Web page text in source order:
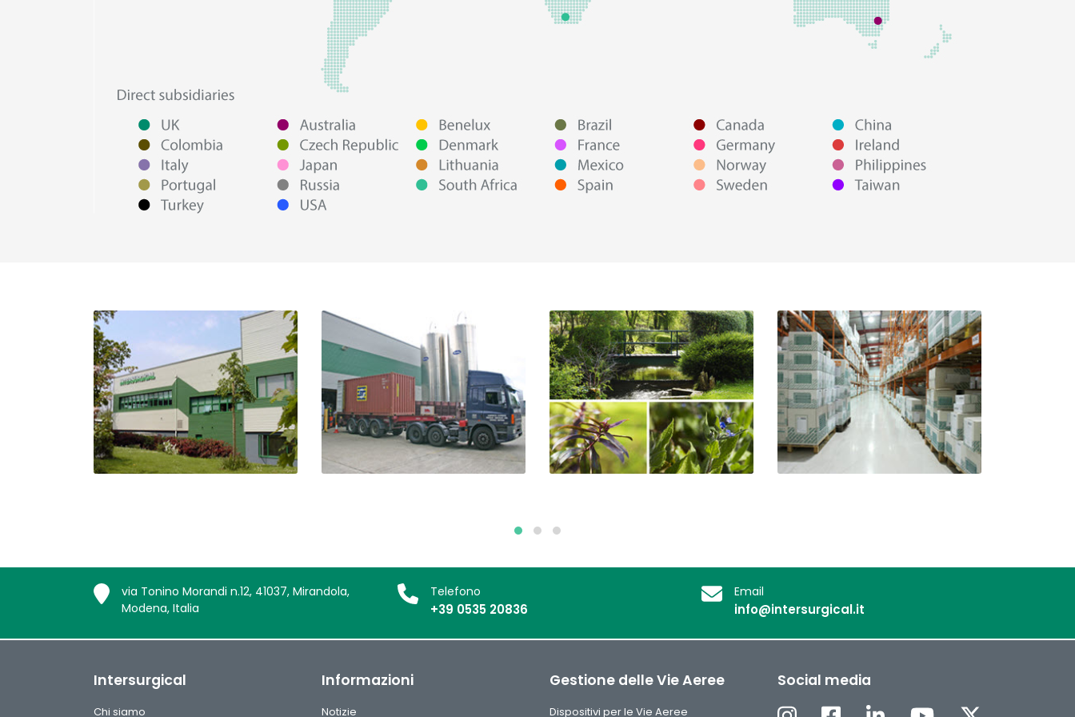
via Tonino Morandi n.12, 41037, Mirandola,
Modena, Italia
Telefono
+39 0535 20836
Email
info@intersurgical.it
Intersurgical
Chi siamo
Informazioni
Notizie
Gestione delle Vie Aeree
Dispositivi per le Vie Aeree
Social media